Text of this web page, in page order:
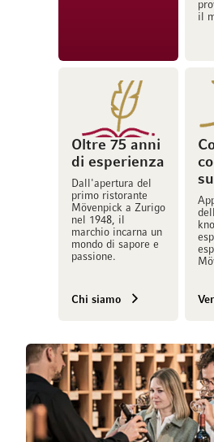
il
Oltre 75 anni
di esperienza
Dall'apertura del
primo ristorante
Mövenpick a Zurigo
nel 1948, il
marchio incarna un
mondo di sapore e
passione.
Chi siamo